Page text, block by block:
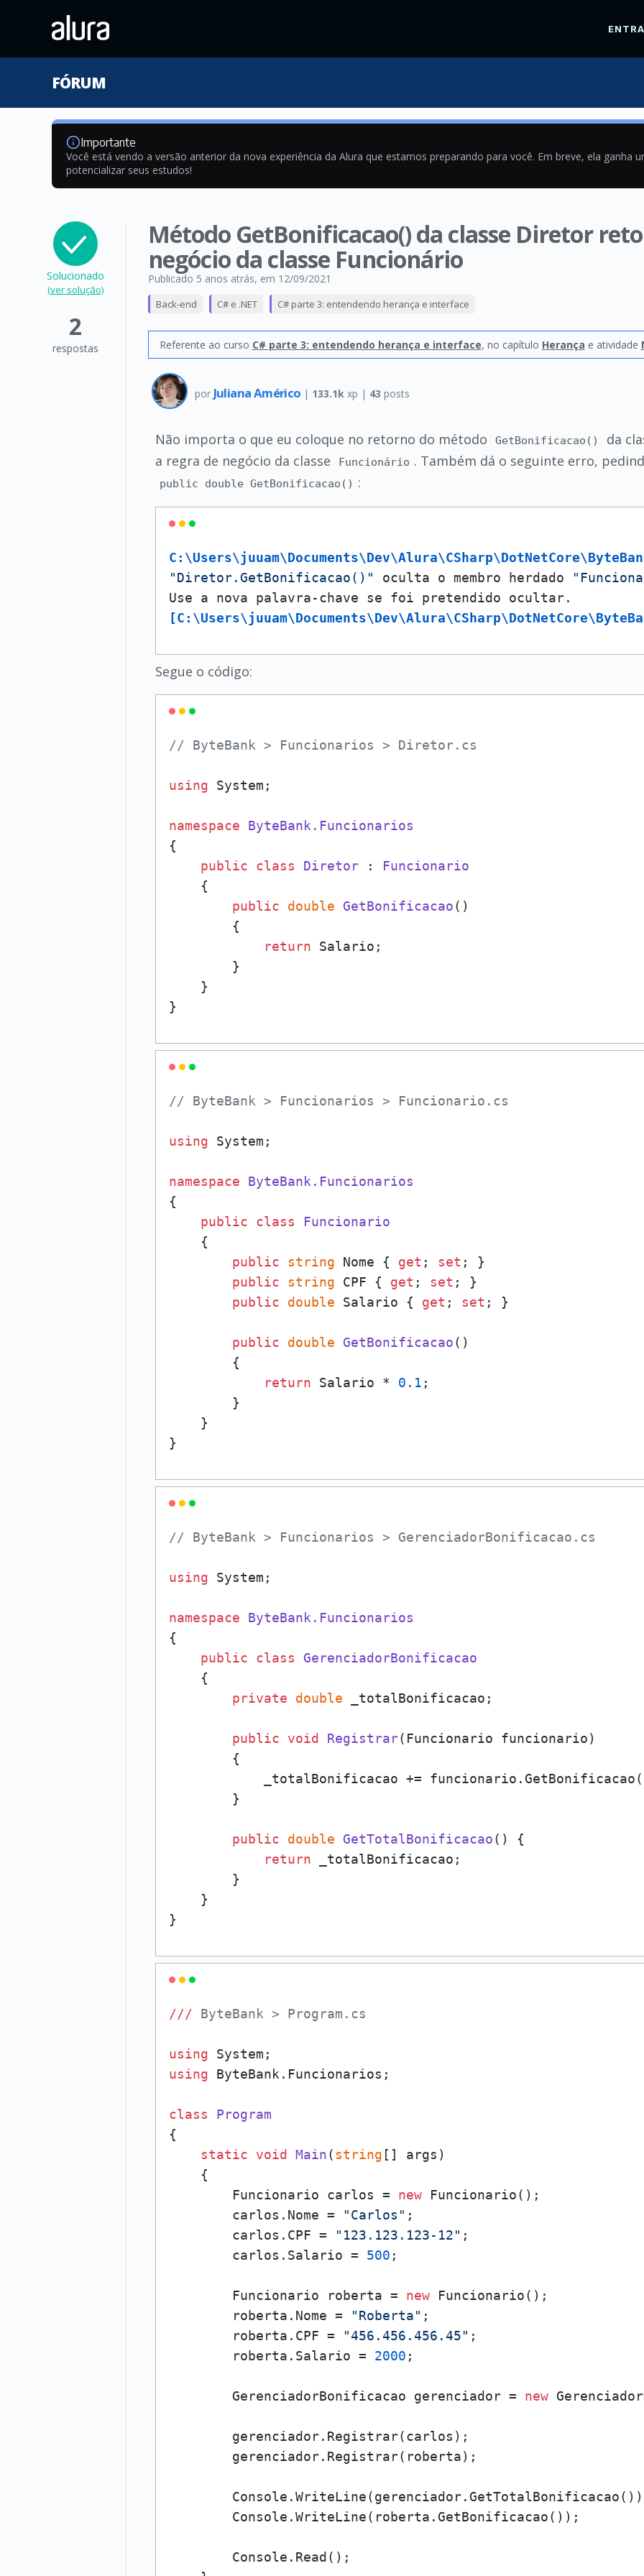
FÓRUM
Importante
Você está vendo a versão anterior da nova experiência da Alura que estamos preparando para você. Em breve, ela ganha
potencializar seus estudos!
Solucionado
(ver solução)
2
respostas
Método GetBonificacao() da classe Diretor
negócio da classe Funcionário
Publicado 5 anos atrás, em 12/09/2021
Back-end C# e .NET C# parte 3: entendendo herança e interface
Referente ao curso C# parte 3: entendendo herança e interface, no capítulo Herança e atividade
por Juliana Américo | 133.1k xp | 43 posts
Não importa o que eu coloque no retorno do método GetBonificacao() da
a regra de negócio da classe
Funcionário . Também dá o seguinte erro,
public double GetBonificacao() :
"Diretor.GetBonificacao()"
oculta o membro herdado
Segue o código:
// ByteBank > Funcionarios > Diretor.cs
using System;
namespace
ByteBank.Funcionarios
{
public
class Diretor :
Funcionario
    {
public
double GetBonificacao()
        {
return Salario;
        }
    }
}
// ByteBank > Funcionarios > Funcionario.cs
using System;
namespace
ByteBank.Funcionarios
{
public
class
Funcionario
    {
public
string Nome { get ; set ; }
public
string CPF { get ; set ; }
public
double Salario { get ; set ; }
public double GetBonificacao()
        {
return Salario * 0.1 ;
        }
    }
}
// ByteBank > Funcionarios > GerenciadorBonificacao.cs
using System;
namespace
ByteBank.Funcionarios
{
public
class
GerenciadorBonificacao
    {
private
double _totalBonificacao;
public void Registrar( Funcionario funcionario)
        {
_totalBonificacao +=
        }
public double GetTotalBonificacao()
{
return _totalBonificacao;
        }
    }
}
/// ByteBank > Program.cs
using
using ByteBank.Funcionarios;
class
Program
{
static
void Main(string [] args )
    {
        Funcionario carlos =
new Funcionario();
        carlos.Nome =
"Carlos" ;
        carlos.CPF =
"123.123.123-12" ;
        carlos.Salario =
500 ;
        Funcionario roberta =
new Funcionario();
        roberta.Nome =
"Roberta" ;
        roberta.CPF =
"456.456.456.45" ;
        roberta.Salario =
2000 ;
        GerenciadorBonificacao gerenciador =
new
        gerenciador.Registrar(carlos);
        gerenciador.Registrar(roberta);
        Console.WriteLine(roberta.GetBonificacao());
        Console.Read();